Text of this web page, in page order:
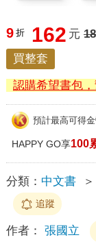
9 折 162 元
買整套
認購希望書包
預計最高可得
HAPPY GO享100
分類： 中文書 ＞
追蹤
作者： 張國立